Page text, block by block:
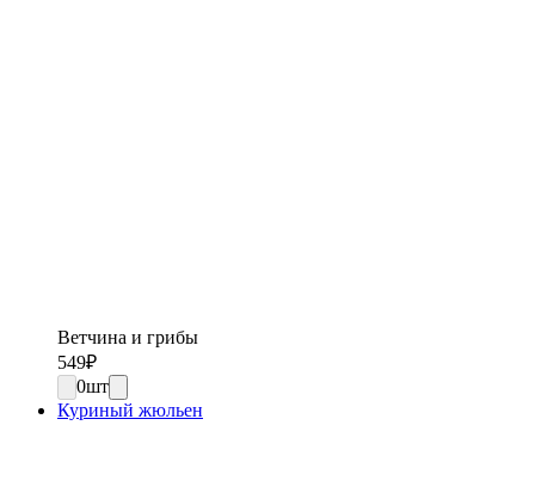
Ветчина и грибы
549₽
0шт
Куриный жюльен